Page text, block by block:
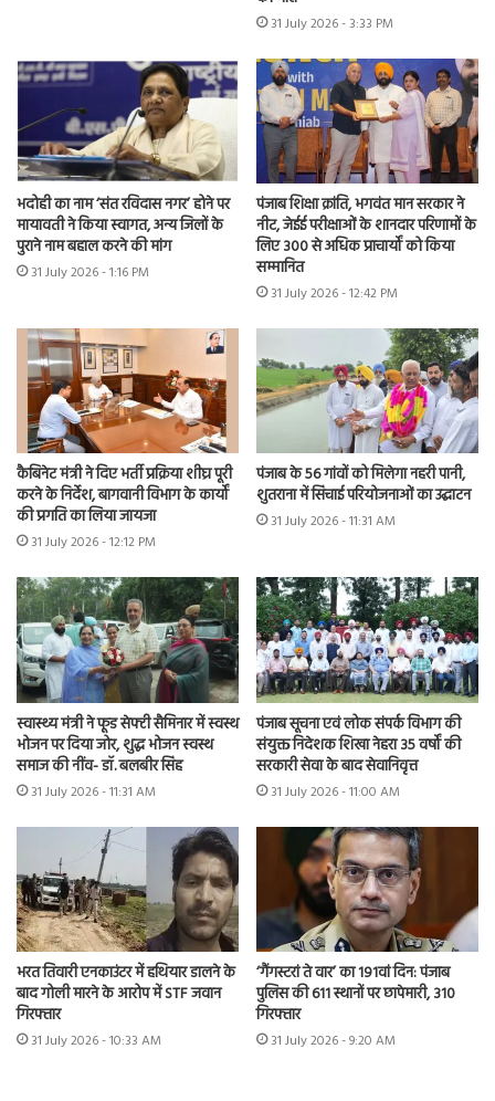
31 July 2026 - 3:33 PM
भदोही का नाम ‘संत रविदास नगर’ होने पर
मायावती ने किया स्वागत, अन्य जिलों के
पुराने नाम बहाल करने की मांग
31 July 2026 - 1:16 PM
पंजाब शिक्षा क्रांति, भगवंत मान सरकार ने
नीट, जेईई परीक्षाओं के शानदार परिणामों के
लिए 300 से अधिक प्राचार्यों को किया
सम्मानित
31 July 2026 - 12:42 PM
कैबिनेट मंत्री ने दिए भर्ती प्रक्रिया शीघ्र पूरी
करने के निर्देश, बागवानी विभाग के कार्यों
की प्रगति का लिया जायजा
31 July 2026 - 12:12 PM
पंजाब के 56 गांवों को मिलेगा नहरी पानी,
शुतराना में सिंचाई परियोजनाओं का उद्घाटन
31 July 2026 - 11:31 AM
स्वास्थ्य मंत्री ने फूड सेफ्टी सैमिनार में स्वस्थ
भोजन पर दिया जोर, शुद्ध भोजन स्वस्थ
समाज की नींव- डॉ. बलबीर सिंह
31 July 2026 - 11:31 AM
पंजाब सूचना एवं लोक संपर्क विभाग की
संयुक्त निदेशक शिखा नेहरा 35 वर्षों की
सरकारी सेवा के बाद सेवानिवृत्त
31 July 2026 - 11:00 AM
भरत तिवारी एनकाउंटर में हथियार डालने के
बाद गोली मारने के आरोप में STF जवान
गिरफ्तार
31 July 2026 - 10:33 AM
‘गैंगस्टरां ते वार’ का 191वां दिन: पंजाब
पुलिस की 611 स्थानों पर छापेमारी, 310
गिरफ्तार
31 July 2026 - 9:20 AM